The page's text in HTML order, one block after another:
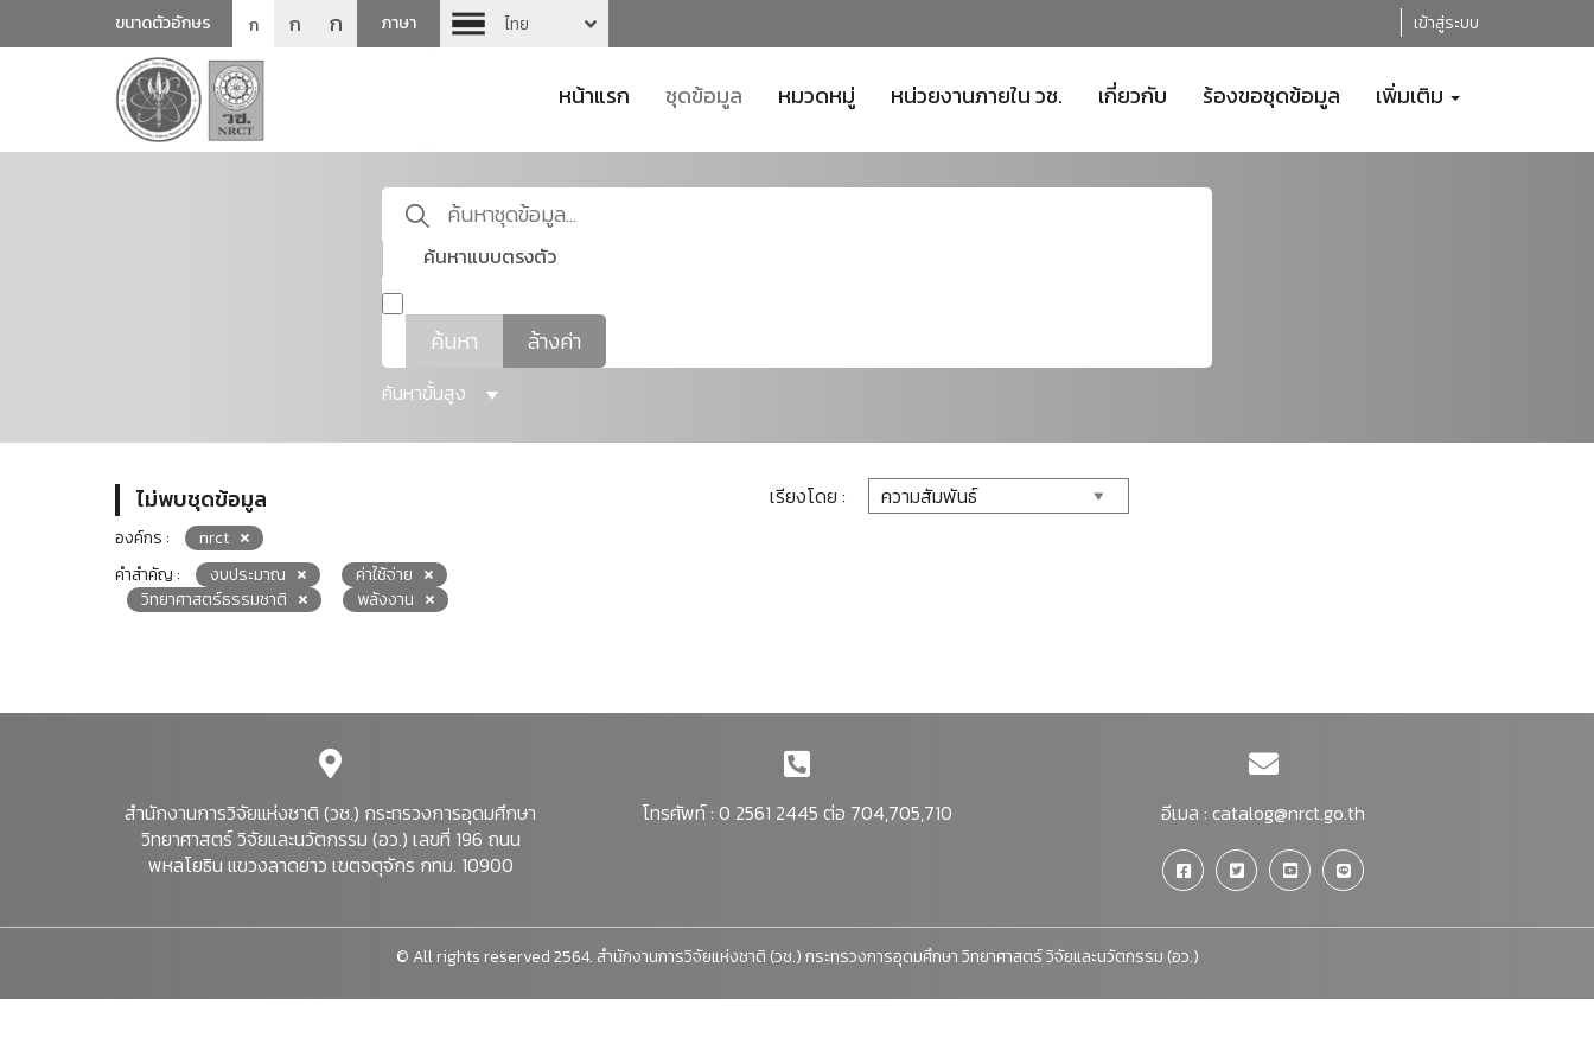
ขนาดตัวอักษร ก ก ก ภาษา ไทย เข้าสู่ระบบ
หน้าแรก ชุดข้อมูล หมวดหมู่ หน่วยงานภายใน วช. เกี่ยวกับ ร้องขอชุดข้อมูล เพิ่มเติม
ค้นหาแบบตรงตัว
ค้นหา ล้างค่า
ค้นหาขั้นสูง
ไม่พบชุดข้อมูล
องค์กร :
nrct
คำสำคัญ :
งบประมาณ
ค่าใช้จ่าย
วิทยาศาสตร์ธรรมชาติ
พลังงาน
เรียงโดย :
สำนักงานการวิจัยแห่งชาติ (วช.) กระทรวงการอุดมศึกษา
วิทยาศาสตร์ วิจัยและนวัตกรรม (อว.) เลขที่ 196 ถนน
พหลโยธิน แขวงลาดยาว เขตจตุจักร กทม. 10900
โทรศัพท์ : 0 2561 2445 ต่อ 704,705,710 อีเมล :catalog@nrct.go.th
© All rights reserved 2564. สำนักงานการวิจัยแห่งชาติ (วช.) กระทรวงการอุดมศึกษา วิทยาศาสตร์ วิจัยและนวัตกรรม (อว.)